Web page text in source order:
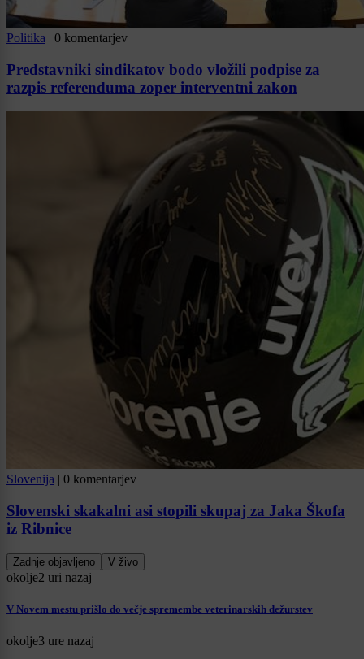
Politika | 0 komentarjev
Predstavniki sindikatov bodo vložili podpise za
razpis referenduma zoper interventni zakon
Slovenija | 0 komentarjev
Slovenski skakalni asi stopili skupaj za Jaka Škofa
iz Ribnice
Zadnje objavljeno V živo
okolje2 uri nazaj
V Novem mestu prišlo do večje spremembe veterinarskih dežurstev
okolje3 ure nazaj